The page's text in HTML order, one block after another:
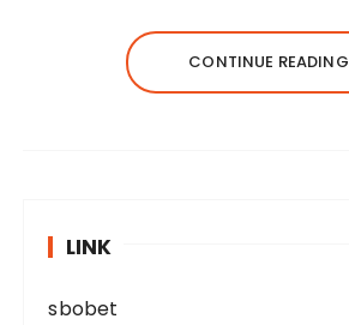
CONTINUE READING
LINK
sbobet